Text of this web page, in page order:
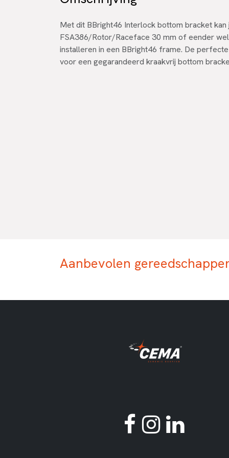
Met dit BBright46 Interlock bottom bracket kan
FSA386/Rotor/Raceface 30 mm of eender
installeren in een BBright46 frame. De
voor een gegarandeerd kraakvrij bottom
Aanbevolen